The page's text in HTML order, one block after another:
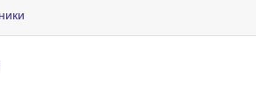
по записям